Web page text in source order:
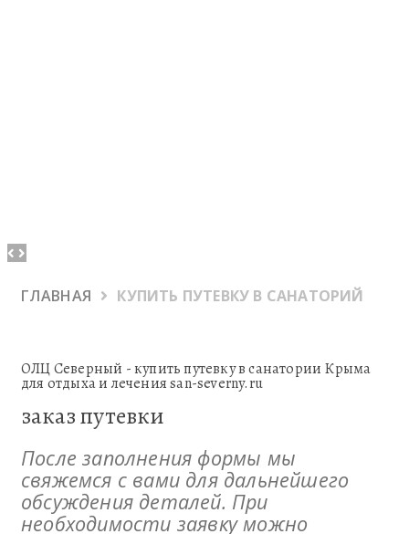
Previous
ГЛАВНАЯ КУПИТЬ ПУТЕВКУ В САНАТОРИЙ
ОЛЦ Северный - купить путевку в санатории Крыма
для отдыха и лечения san-severny.ru
заказ путевки
После заполнения формы мы
свяжемся с вами для дальнейшего
обсуждения деталей. При
необходимости заявку можно